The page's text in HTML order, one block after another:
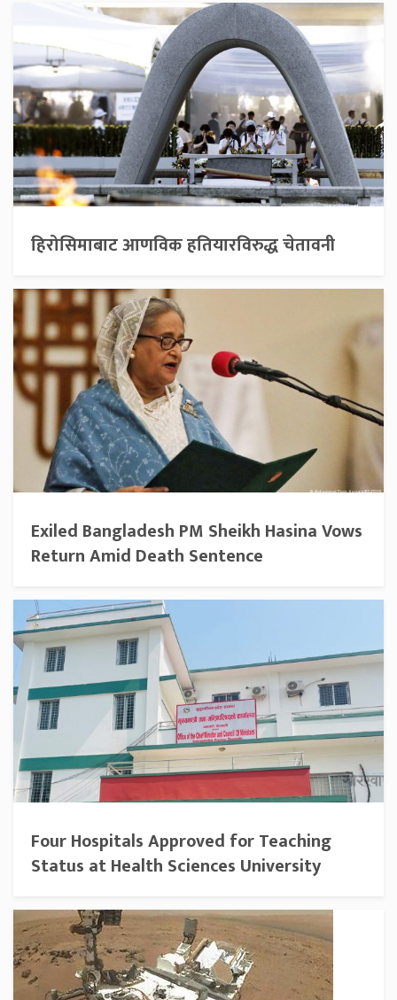
हिरोसिमाबाट आणविक हतियारविरुद्ध चेतावनी
Exiled Bangladesh PM Sheikh Hasina Vows
Return Amid Death Sentence
Four Hospitals Approved for Teaching
Status at Health Sciences University